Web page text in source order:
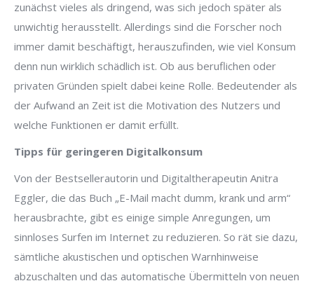
zunächst vieles als dringend, was sich jedoch später als
unwichtig herausstellt. Allerdings sind die Forscher noch
immer damit beschäftigt, herauszufinden, wie viel Konsum
denn nun wirklich schädlich ist. Ob aus beruflichen oder
privaten Gründen spielt dabei keine Rolle. Bedeutender als
der Aufwand an Zeit ist die Motivation des Nutzers und
welche Funktionen er damit erfüllt.
Tipps für geringeren Digitalkonsum
Von der Bestsellerautorin und Digitaltherapeutin Anitra
Eggler, die das Buch „E-Mail macht dumm, krank und arm“
herausbrachte, gibt es einige simple Anregungen, um
sinnloses Surfen im Internet zu reduzieren. So rät sie dazu,
sämtliche akustischen und optischen Warnhinweise
abzuschalten und das automatische Übermitteln von neuen